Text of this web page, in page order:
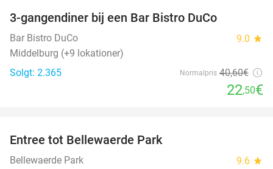
3-gangendiner bij een Bar Bistro DuCo
Bar Bistro DuCo 9.0 star
Middelburg (+9 lokationer)
Solgt: 2.365
Normalpris 40,60€
22,50€
Entree tot Bellewaerde Park
Bellewaerde Park 9.6 star